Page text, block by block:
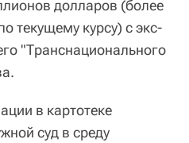
долларов (более
текущему курсу) с экс-
"Транснационального
в картотеке
суд в среду